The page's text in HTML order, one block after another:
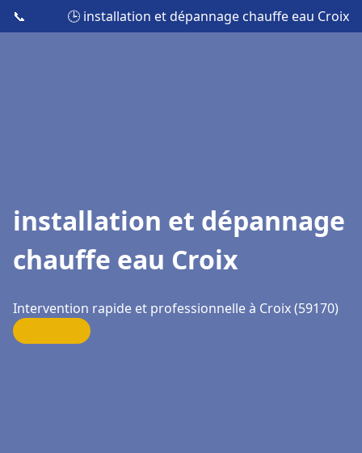
📞 🕒 installation et dépannage chauffe eau Croix
installation et dépannage
chauffe eau Croix
Intervention rapide et professionnelle à Croix (59170)